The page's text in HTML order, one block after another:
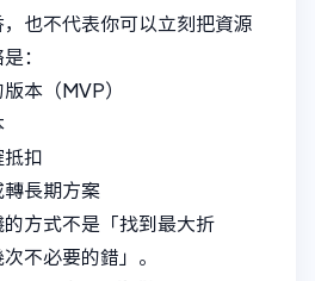
也不代表你可以立刻把資源
：
本（MVP）
扣
轉長期方案
方式不是「找到最大折
不必要的錯」。